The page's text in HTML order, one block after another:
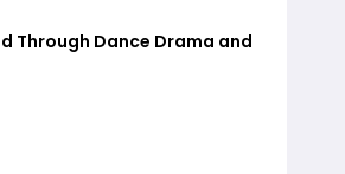
Through Dance Drama and